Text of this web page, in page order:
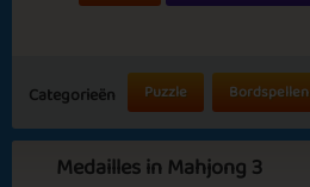
Categorieën Puzzle Bordspellen
Medailles in Mahjong 3